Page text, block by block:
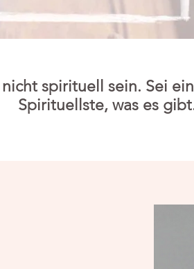
spirituell sein. Sei
Spirituellste, was es